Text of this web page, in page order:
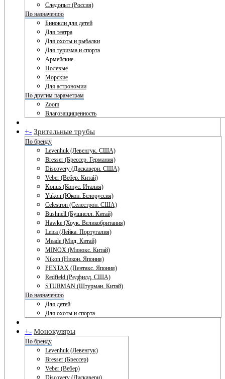
Следопыт (Россия)
По назначению
Бинокли для детей
Для театра
Для охоты и рыбалки
Для туризма и спорта
Армейские
Полевые
Морские
Для астрономии
По другим параметрам
Zoom
Влагозащищенность
+- Зрительные трубы
По бренду
Levenhuk (Левенгук. США)
Bresser (Брессер. Германия)
Discovery (Дискавери. США)
Veber (Вебер. Китай)
Konus (Конус. Италия)
Yukon (Юкон. Белоруссия)
Celestron (Селестрон. США)
Bushnell (Бушнелл. Китай)
Hawke (Хоук. Великобритания)
Leica (Лейка. Португалия)
Meade (Мид. Китай)
MINOX (Минокс. Китай)
Nikon (Никон. Япония)
PENTAX (Пентакс. Япония)
Redfield (Редфилд. США)
STURMAN (Штурман. Китай)
По назначению
Для детей
Для охоты и спорта
+- Монокуляры
По бренду
Levenhuk (Левенгук)
Bresser (Брессер)
Veber (Вебер)
Discovery (Дискавери)